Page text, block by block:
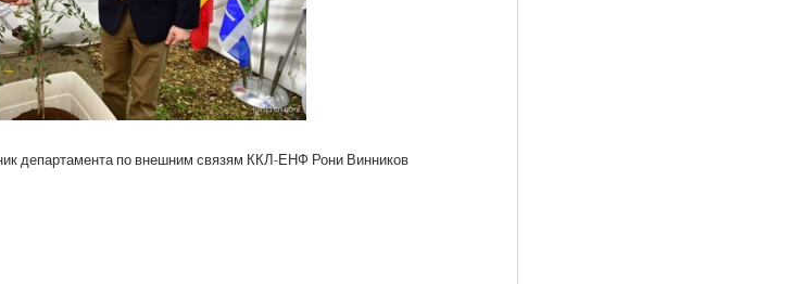
департамента по внешним связям ККЛ-ЕНФ Рони Винников